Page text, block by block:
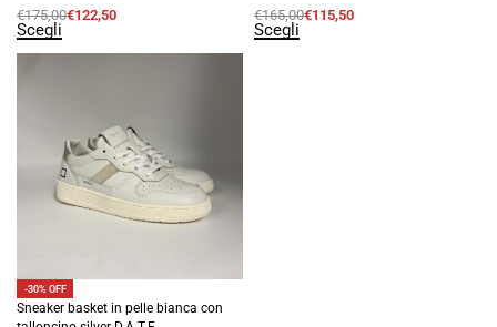
€175,00€122,50
Scegli
€165,00€115,50
Scegli
-30% OFF
Sneaker basket in pelle bianca con